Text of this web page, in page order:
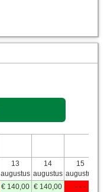
13
augustus
14
augustus
15
augustus
€ 140,00 € 140,00 - - -